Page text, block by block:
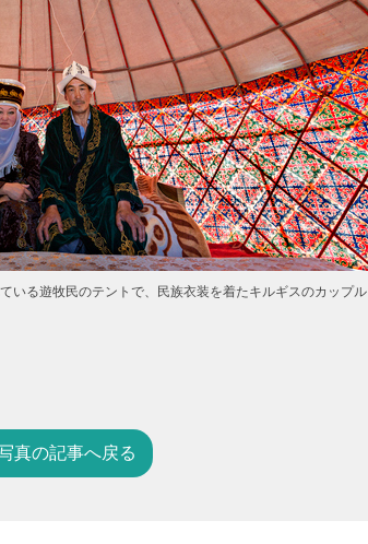
いる遊牧民のテントで、民族衣装を着たキルギスのカップル
真の記事へ戻る